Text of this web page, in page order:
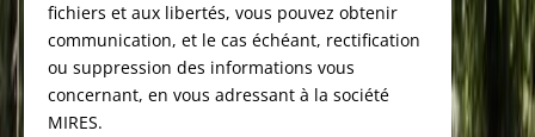
fichiers et aux libertés, vous pouvez obtenir
communication, et le cas échéant, rectification
ou suppression des informations vous
concernant, en vous adressant à la société
MIRES.